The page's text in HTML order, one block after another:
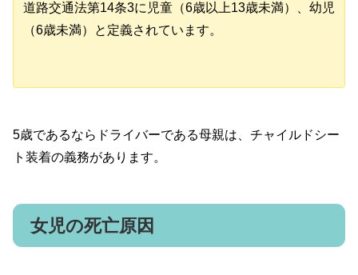
道路交通法第14条3に児童（6歳以上13歳未満）、幼児
（6歳未満）と定義されています。
5歳であるならドライバーである母親は、チャイルドシー
ト装着の義務があります。
女児の死亡原因